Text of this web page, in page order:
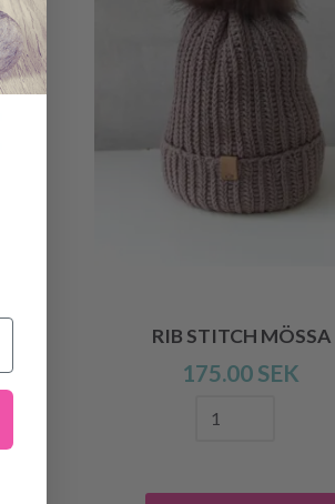
RIB STITCH MÖSSA
175.00 SEK